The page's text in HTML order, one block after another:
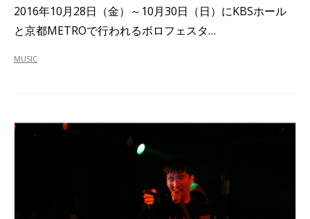
2016年10月28日（金）～10月30日（日）にKBSホール
と京都METROで行われるボロフェスタ…
MUSIC